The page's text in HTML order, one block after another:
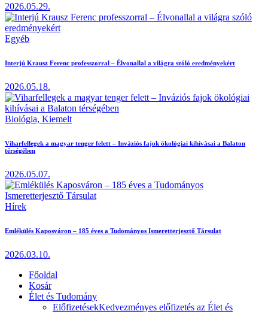
2026.05.29.
Egyéb
Interjú Krausz Ferenc professzorral – Élvonallal a világra szóló eredményekért
2026.05.18.
Biológia, Kiemelt
Viharfellegek a magyar tenger felett – Inváziós fajok ökológiai kihívásai a Balaton
térségében
2026.05.07.
Hírek
Emlékülés Kaposváron – 185 éves a Tudományos Ismeretterjesztő Társulat
2026.03.10.
Főoldal
Kosár
Élet és Tudomány
ElőfizetésekKedvezményes előfizetés az Élet és